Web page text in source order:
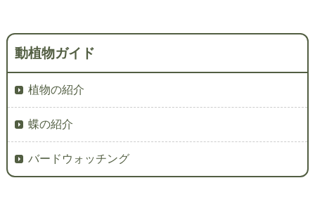
動植物ガイド
植物の紹介
蝶の紹介
バードウォッチング